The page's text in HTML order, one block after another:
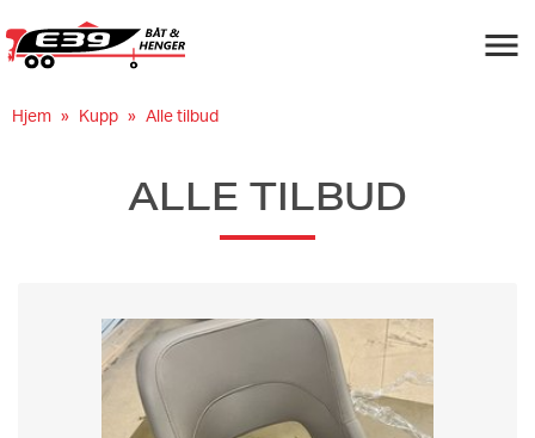
Hjem Kupp Alle tilbud
ALLE TILBUD